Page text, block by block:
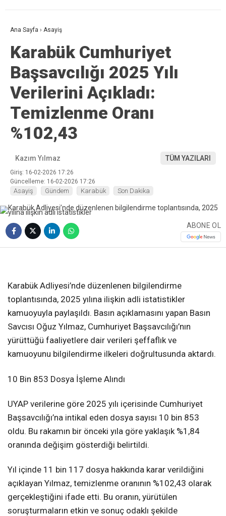
Ana Sayfa › Asayiş
Karabük Cumhuriyet
Başsavcılığı 2025 Yılı
Verilerini Açıkladı:
Temizlenme Oranı
%102,43
Kazım Yılmaz TÜM YAZILARI
Giriş: 16-02-2026 17:26
Güncelleme: 16-02-2026 17:26
Asayiş Gündem Karabük Son Dakika
ABONE OL
Karabük Adliyesi’nde düzenlenen bilgilendirme
toplantısında, 2025 yılına ilişkin adli istatistikler
kamuoyuyla paylaşıldı. Basın açıklamasını yapan Basın
Savcısı Oğuz Yılmaz, Cumhuriyet Başsavcılığı’nın
yürüttüğü faaliyetlere dair verileri şeffaflık ve
kamuoyunu bilgilendirme ilkeleri doğrultusunda aktardı.
10 Bin 853 Dosya İşleme Alındı
UYAP verilerine göre 2025 yılı içerisinde Cumhuriyet
Başsavcılığı’na intikal eden dosya sayısı 10 bin 853
oldu. Bu rakamın bir önceki yıla göre yaklaşık %1,84
oranında değişim gösterdiği belirtildi.
Yıl içinde 11 bin 117 dosya hakkında karar verildiğini
açıklayan Yılmaz, temizlenme oranının %102,43 olarak
gerçekleştiğini ifade etti. Bu oranın, yürütülen
soruşturmaların etkin ve sonuç odaklı şekilde